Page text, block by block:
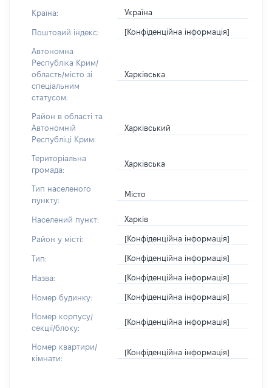
Країна: Україна
Поштовий індекс: [Конфіденційна інформація]
Автономна
Республіка Крим/
область/місто зі
спеціальним
статусом:
Харківська
Район в області та
Автономній
Республіці Крим:
Харківський
Територіальна
громада:
Харківська
Тип населеного
пункту:
Місто
Населений пункт: Харків
Район у місті: [Конфіденційна інформація]
Тип: [Конфіденційна інформація]
Назва: [Конфіденційна інформація]
Номер будинку: [Конфіденційна інформація]
Номер корпусу/
секції/блоку:
[Конфіденційна інформація]
Номер квартири/
кімнати:
[Конфіденційна інформація]